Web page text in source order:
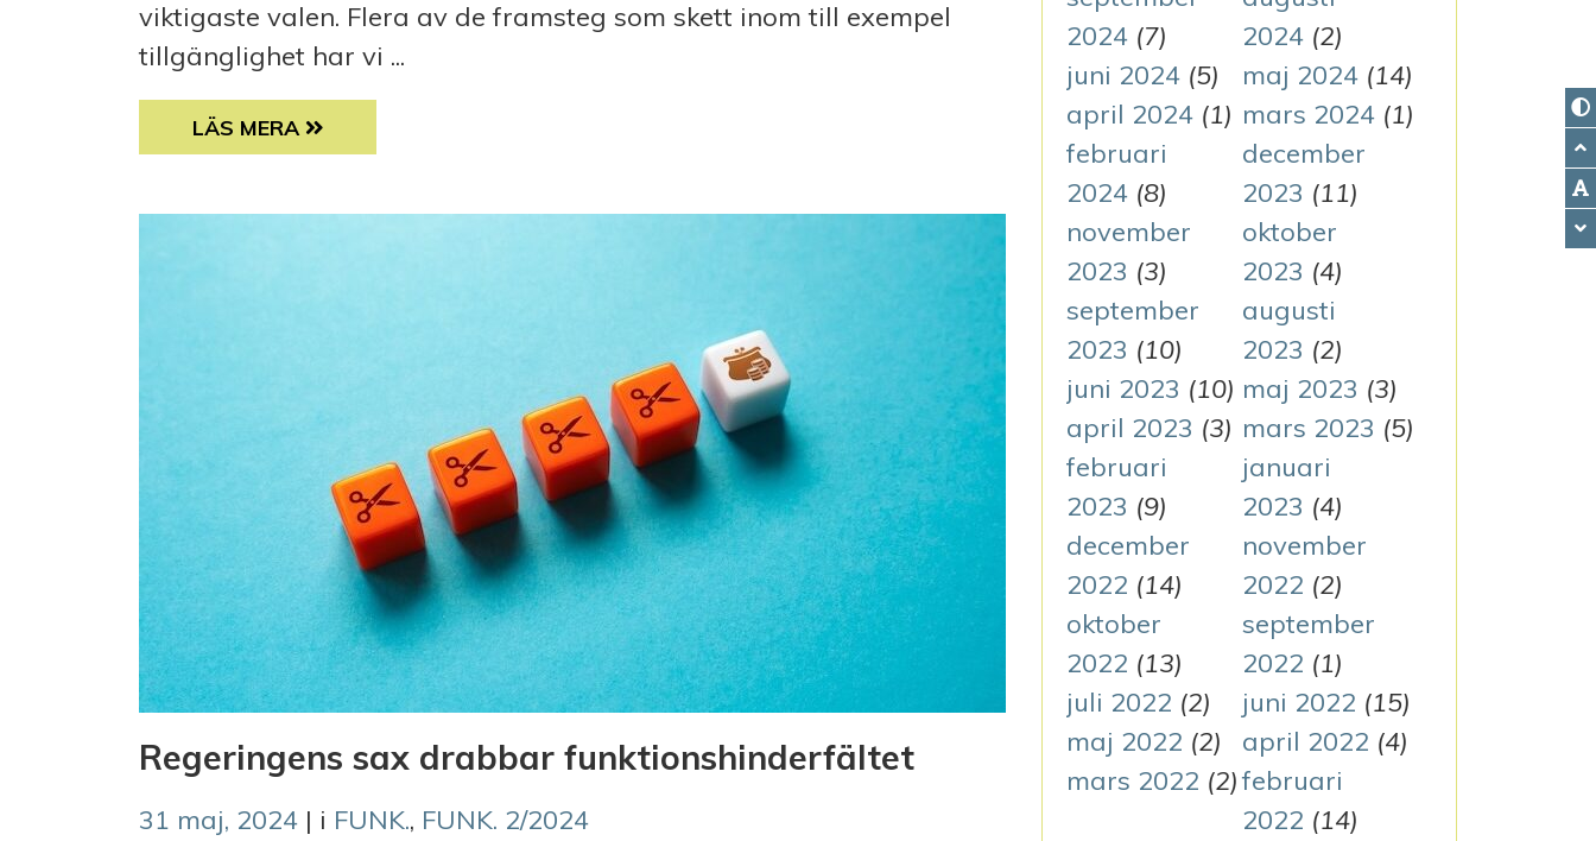
viktigaste valen. Flera av de framsteg som skett inom till exempel
tillgänglighet har vi ...
INSÄNDARE: ETT INKLUDERANDE, TRYGGT OCH RÄTTVIST EUROPA
LÄS MERA
Regeringens sax drabbar funktionshinderfältet
31 maj, 2024 | i FUNK., FUNK. 2/2024
2024 (7)
2024(2)
juni 2024 (5) maj 2024(14)
april 2024 (1) mars 2024(1)
februari
2024 (8)
december
2023 (11)
november
2023 (3)
oktober
2023 (4)
september
2023 (10)
augusti
2023 (2)
juni 2023 (10) maj 2023 (3)
april 2023 (3) mars 2023 (5)
februari
2023 (9)
januari
2023 (4)
december
2022 (14)
november
2022 (2)
oktober
2022 (13)
september
2022 (1)
juli 2022 (2) juni 2022 (15)
maj 2022 (2) april 2022 (4)
mars 2022 (2)februari
2022 (14)